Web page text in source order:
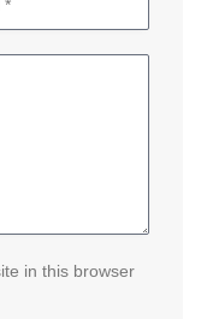
in this browser